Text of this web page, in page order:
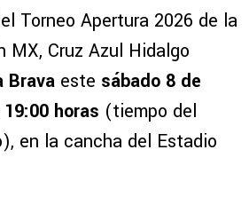
Torneo Apertura 2026 de la
MX, Cruz Azul Hidalgo
Brava este sábado 8 de
19:00 horas (tiempo del
en la cancha del Estadio